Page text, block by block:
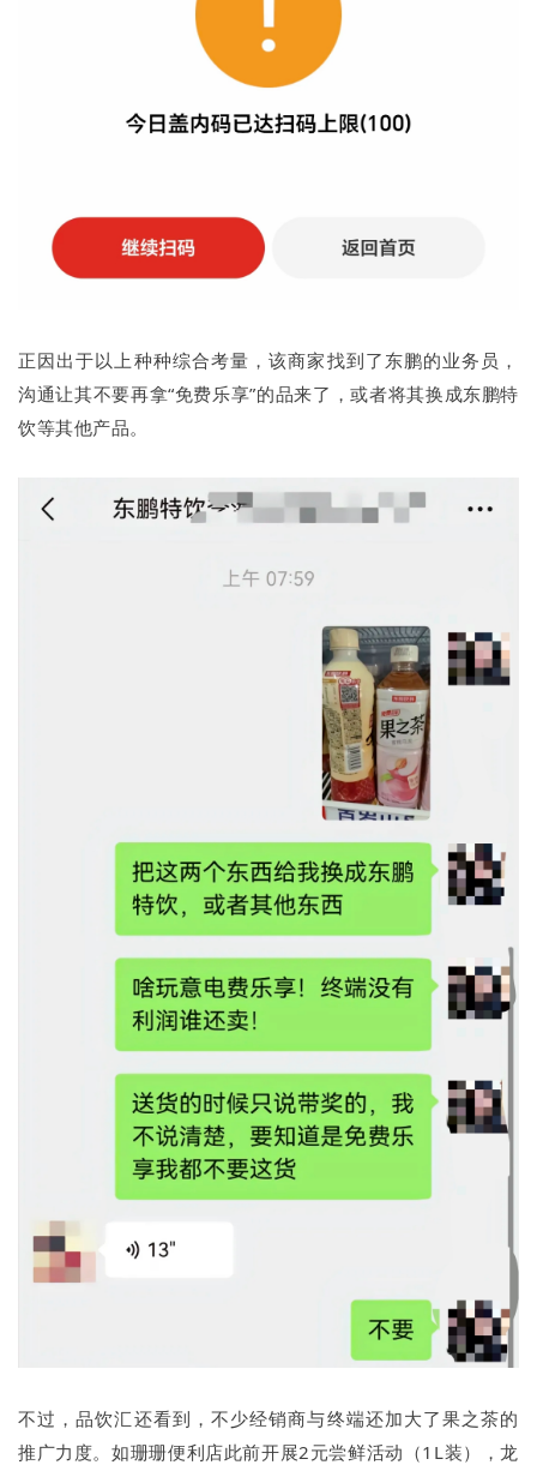
正因出于以上种种综合考量，该商家找到了东鹏的业务员，
沟通让其不要再拿“免费乐享”的品来了，或者将其换成东鹏特
饮等其他产品。
不过，品饮汇还看到，不少经销商与终端还加大了果之茶的
推广力度。如珊珊便利店此前开展2元尝鲜活动（1L装），龙